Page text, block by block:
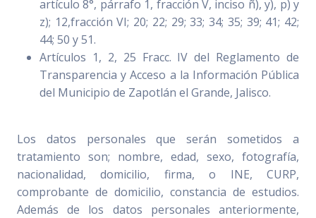
artículo 8°, párrafo 1, fracción V, inciso ñ), y), p) y
z); 12,fracción VI; 20; 22; 29; 33; 34; 35; 39; 41; 42;
44; 50 y 51.
Artículos 1, 2, 25 Fracc. IV del Reglamento de
Transparencia y Acceso a la Información Pública
del Municipio de Zapotlán el Grande, Jalisco.
Los datos personales que serán sometidos a
tratamiento son; nombre, edad, sexo, fotografía,
nacionalidad, domicilio, firma, o INE, CURP,
comprobante de domicilio, constancia de estudios.
Además de los datos personales anteriormente,